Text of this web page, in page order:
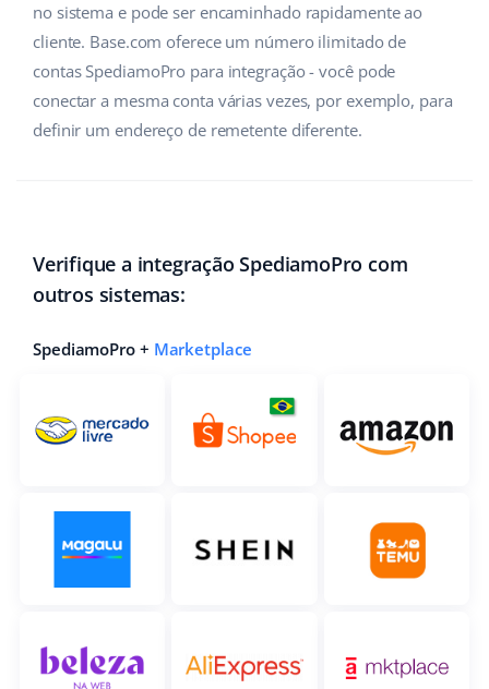
no sistema e pode ser encaminhado rapidamente ao
cliente. Base.com oferece um número ilimitado de
contas SpediamoPro para integração - você pode
conectar a mesma conta várias vezes, por exemplo, para
definir um endereço de remetente diferente.
Verifique a integração SpediamoPro com
outros sistemas:
SpediamoPro + Marketplace